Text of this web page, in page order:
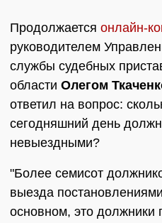
Продолжается онлайн-
руководителем
службы судебных
области Олегом
ответил на вопрос:
сегодняшний день
невыездными?
"Более семисот
выезда
основном, это должники